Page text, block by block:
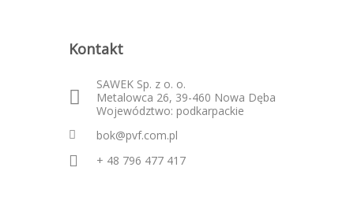
Kontakt
SAWEK Sp. z o. o.
Metalowca 26, 39-460 Nowa Dęba
Województwo: podkarpackie
bok@pvf.com.pl
+ 48 796 477 417